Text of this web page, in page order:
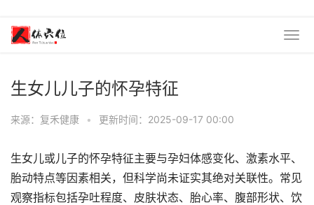
生女儿儿子的怀孕特征
来源：复禾健康 • 更新时间：2025-09-17 00:00
生女儿或儿子的怀孕特征主要与孕妇体感变化、激素水平、
胎动特点等因素相关，但科学尚未证实其绝对关联性。常见
观察指标包括孕吐程度、皮肤状态、胎心率、腹部形状、饮